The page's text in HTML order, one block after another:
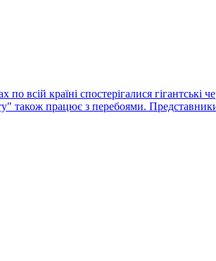
країні спостерігалися гігантські
також працює з перебоями.